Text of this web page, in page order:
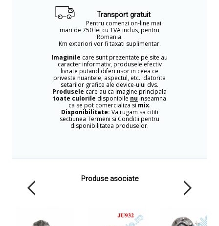
Transport gratuit
Pentru comenzi on-line mai
mari de 750 lei cu TVA inclus, pentru
Romania.
Km exteriori vor fi taxati suplimentar.
Imaginile care sunt prezentate pe site au
caracter informativ, produsele efectiv
livrate putand diferi usor in ceea ce
priveste nuantele, aspectul, etc.. datorita
setarilor grafice ale device-ului dvs.
Produsele care au ca imagine principala
toate culorile disponibile nu inseamna
ca se pot comercializa si mix.
Disponibilitate: Va rugam sa cititi
sectiunea Termeni si Conditii pentru
disponibilitatea produselor.
Produse asociate